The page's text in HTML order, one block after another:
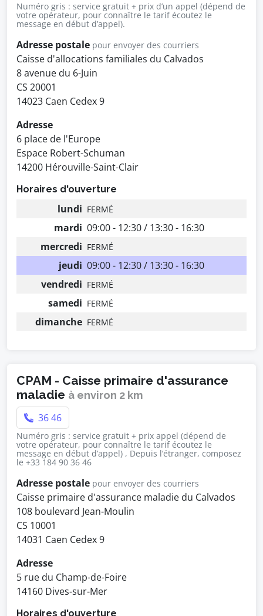
Numéro gris : service gratuit + prix d’un appel (dépend de
votre opérateur, pour connaître le tarif écoutez le
message en début d’appel).
Adresse postale pour envoyer des courriers
Caisse d'allocations familiales du Calvados
8 avenue du 6-Juin
CS 20001
14023 Caen Cedex 9
Adresse
6 place de l'Europe
Espace Robert-Schuman
14200 Hérouville-Saint-Clair
Horaires d'ouverture
lundi FERMÉ
mardi 09:00 - 12:30 / 13:30 - 16:30
mercredi FERMÉ
jeudi 09:00 - 12:30 / 13:30 - 16:30
vendredi FERMÉ
samedi FERMÉ
dimanche FERMÉ
CPAM - Caisse primaire d'assurance
maladie à environ 2 km
36 46
Numéro gris : service gratuit + prix appel (dépend de
votre opérateur, pour connaître le tarif écoutez le
message en début d’appel) , Depuis l’étranger, composez
le +33 184 90 36 46
Adresse postale pour envoyer des courriers
Caisse primaire d'assurance maladie du Calvados
108 boulevard Jean-Moulin
CS 10001
14031 Caen Cedex 9
Adresse
5 rue du Champ-de-Foire
14160 Dives-sur-Mer
Horaires d'ouverture